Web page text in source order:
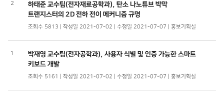
2
하태준 교수팀(전자재료공학과), 탄소 나노튜브 박막
트랜지스터의 2D 전하 전이 메커니즘 규명
조회수 5813 | 작성일 2021-07-02 | 수정일 2021-07-07 | 홍보기획실
1
박재영 교수팀(전자공학과), 사용자 식별 및 인증 가능한 스마트
키보드 개발
조회수 5161 | 작성일 2021-07-02 | 수정일 2021-07-07 | 홍보기획실